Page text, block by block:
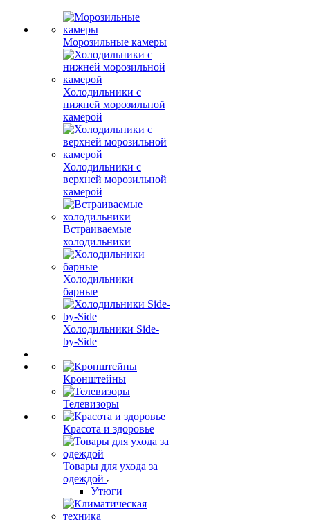
Морозильные камеры
Холодильники с
нижней морозильной
камерой
Холодильники с
верхней морозильной
камерой
Встраиваемые
холодильники
Холодильники
барные
Холодильники Side-
by-Side
Кронштейны
Телевизоры
Красота и здоровье
Товары для ухода за
одеждой
Утюги